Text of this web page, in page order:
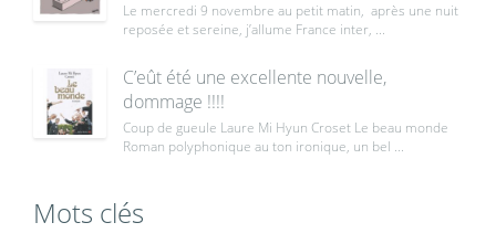
Le mercredi 9 novembre au petit matin, après une nuit
reposée et sereine, j’allume France inter, ...
C’eût été une excellente nouvelle,
dommage !!!!
Coup de gueule Laure Mi Hyun Croset Le beau monde
Roman polyphonique au ton ironique, un bel ...
Mots clés